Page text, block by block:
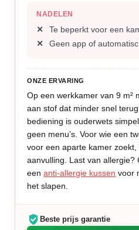
NADELEN
Te beperkt voor een
Geen app of
ONZE ERVARING
Op een werkkamer van 9 m²
aan stof dat minder snel
bediening is ouderwets
geen menu’s. Voor wie een
voor een aparte kamer
aanvulling. Last van allergie?
eenanti-allergie kussen voor
het slapen.
Beste prijs garantie